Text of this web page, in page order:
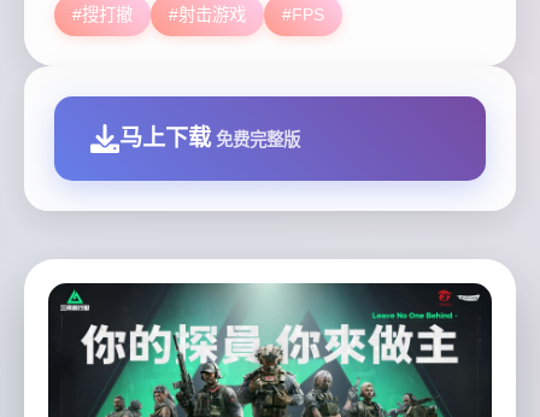
#搜打撤 #射击游戏 #FPS
马上下载 免费完整版